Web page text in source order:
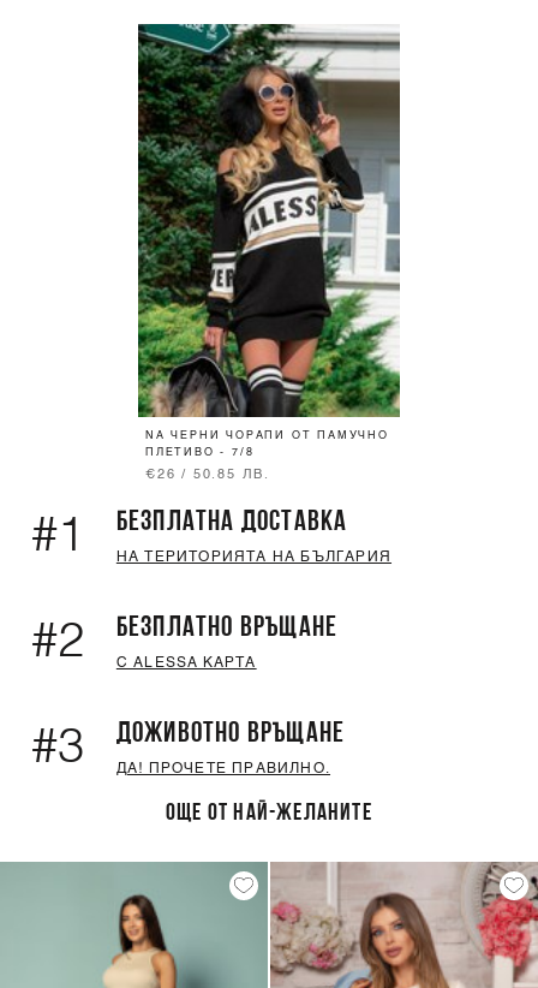
NA ЧЕРНИ ЧОРАПИ ОТ ПАМУЧНО
ПЛЕТИВО - 7/8
€26 / 50.85 ЛВ.
#1 БЕЗПЛАТНА ДОСТАВКА
НА ТЕРИТОРИЯТА НА БЪЛГАРИЯ
#2 БЕЗПЛАТНО ВРЪЩАНЕ
С ALESSA КАРТА
#3 ДОЖИВОТНО ВРЪЩАНЕ
ДА! ПРОЧЕТЕ ПРАВИЛНО.
ОЩЕ ОТ НАЙ-ЖЕЛАНИТЕ